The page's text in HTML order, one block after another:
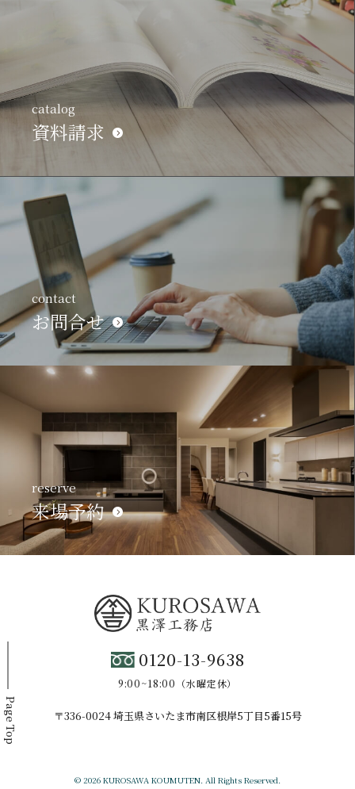
catalog
資料請求
contact
お問合せ
reserve
来場予約
Page Top
0120-13-9638
9:00~18:00（水曜定休）
〒336-0024 埼玉県さいたま市南区根岸5丁目5番15号
© 2026 KUROSAWA KOUMUTEN. All Rights Reserved.